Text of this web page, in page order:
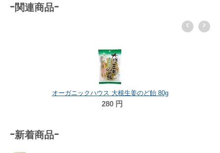
-関連商品-
オーガニックハウス 大根生姜のど飴 80g
280 円
-新着商品-